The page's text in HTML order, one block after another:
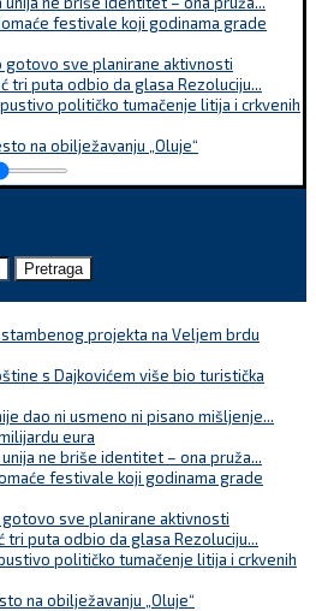
festivale koji godinama grade
gotovo sve planirane aktivnosti
tri puta odbio da glasa Rezoluciju...
političko tumačenje litija i crkvenih
na obilježavanju „Oluje“
Pretraga
projekta na Veljem brdu
s Dajkovićem više bio turistička
dao ni usmeno ni pisano mišljenje...
eura
ne briše identitet – ona pruža...
festivale koji godinama grade
sve planirane aktivnosti
tri puta odbio da glasa Rezoluciju...
političko tumačenje litija i crkvenih
na obilježavanju „Oluje“